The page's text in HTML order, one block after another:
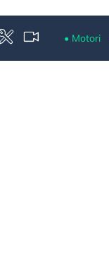
• Motori